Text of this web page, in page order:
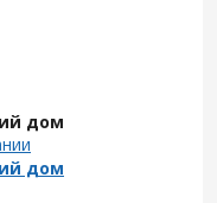
дом
дом